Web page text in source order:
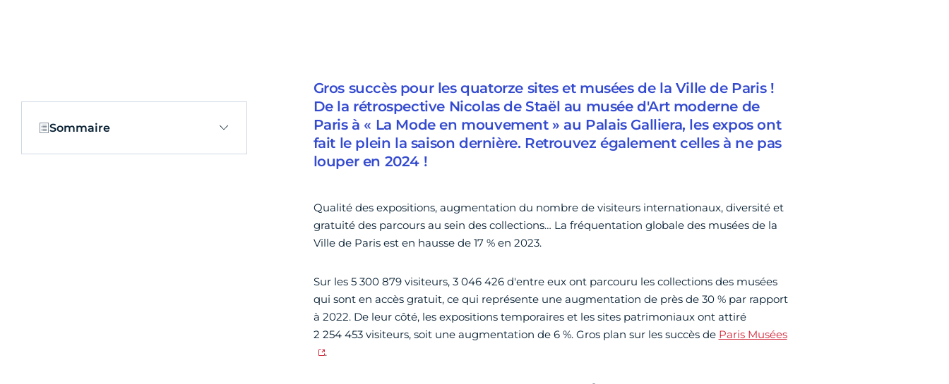
Sommaire
Gros succès pour les quatorze sites et musées de la Ville de Paris !
De la rétrospective Nicolas de Staël au musée d'Art moderne de
Paris à « La Mode en mouvement » au Palais Galliera, les expos ont
fait le plein la saison dernière. Retrouvez également celles à ne pas
louper en 2024 !
Qualité des expositions, augmentation du nombre de visiteurs internationaux, diversité et
gratuité des parcours au sein des collections… La fréquentation globale des musées de la
Ville de Paris est en hausse de 17 % en 2023.
Sur les 5 300 879 visiteurs, 3 046 426 d'entre eux ont parcouru les collections des musées
qui sont en accès gratuit, ce qui représente une augmentation de près de 30 % par rapport
à 2022. De leur côté, les expositions temporaires et les sites patrimoniaux ont attiré
2 254 453 visiteurs, soit une augmentation de 6 %. Gros plan sur les succès de Paris Musées
.